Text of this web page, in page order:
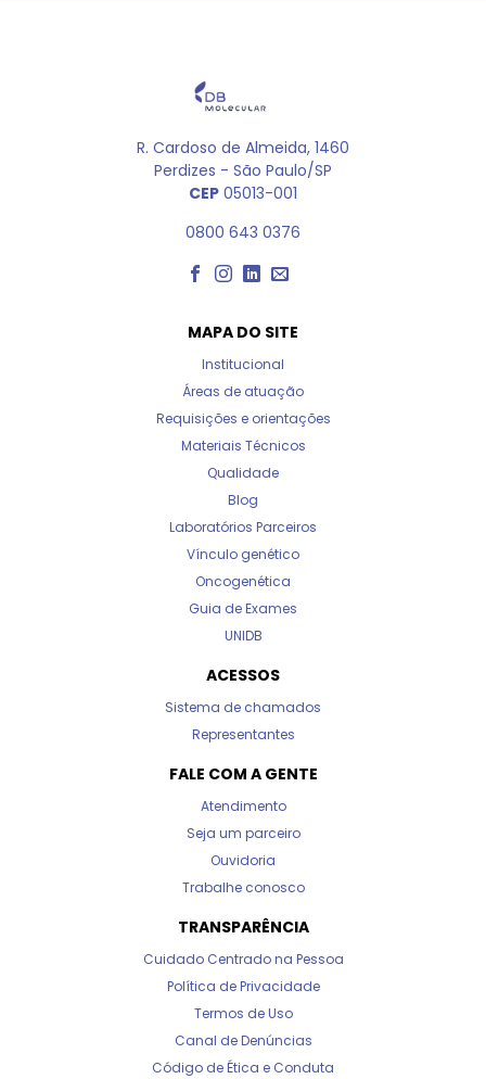
R. Cardoso de Almeida, 1460
Perdizes - São Paulo/SP
CEP 05013-001
0800 643 0376
MAPA DO SITE
Institucional
Áreas de atuação
Requisições e orientações
Materiais Técnicos
Qualidade
Blog
Laboratórios Parceiros
Vínculo genético
Oncogenética
Guia de Exames
UNIDB
ACESSOS
Sistema de chamados
Representantes
FALE COM A GENTE
Atendimento
Seja um parceiro
Ouvidoria
Trabalhe conosco
TRANSPARÊNCIA
Cuidado Centrado na Pessoa
Política de Privacidade
Termos de Uso
Canal de Denúncias
Código de Ética e Conduta